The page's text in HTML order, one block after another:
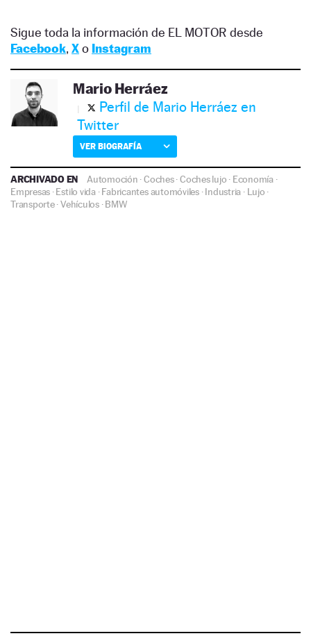
Sigue toda la información de EL MOTOR desde
Facebook, Xo Instagram
Mario Herráez
Perfil de Mario Herráez en
Twitter
VER BIOGRAFÍA
ARCHIVADO EN Automoción ·Coches·Coches lujo · Economía·
Empresas ·Estilo vida·Fabricantes automóviles ·Industria · Lujo ·
Transporte·Vehículos·BMW